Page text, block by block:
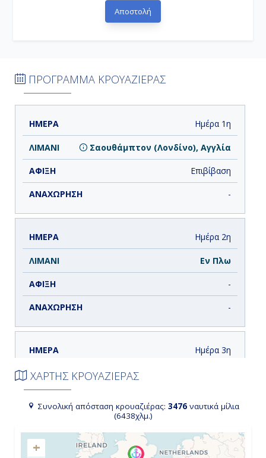
ΠΡΟΓΡΑΜΜΑ ΚΡΟΥΑΖΙΕΡΑΣ
ΗΜΕΡΑ ΑΝΑΧΩΡΗΣΗ
Ημέρα 1η
Σαουθάμπτον (Λονδίνο), Αγγλία
Επιβίβαση
-
Ημέρα 2η
Εν Πλω
-
-
Ημέρα 3η
ΧΑΡΤΗΣ ΚΡΟΥΑΖΙΕΡΑΣ
Συνολική απόσταση κρουαζιέρας: 3476ναυτικά μίλια
(6438χλμ.)
+